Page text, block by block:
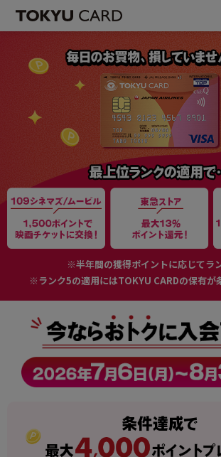
※半年間の獲得ポイントに応じてラ
※ランク5の適用にはTOKYU CARDの保有が